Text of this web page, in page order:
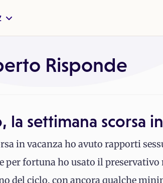
Risponde
settimana scorsa in
in vacanza ho avuto rapporti
per fortuna ho usato il preservativo
del ciclo, con ancora qualche